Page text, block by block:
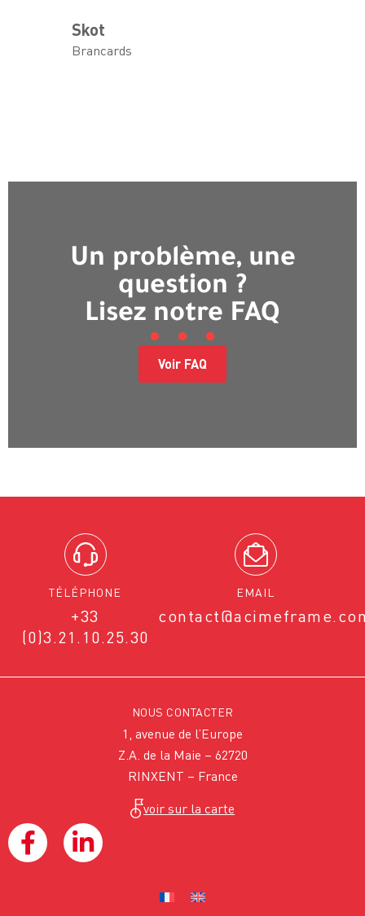
Skot
Brancards
Un problème, une
question ?
Lisez notre FAQ
Voir FAQ
TÉLÉPHONE
+33
(0)3.21.10.25.30
EMAIL
NOUS CONTACTER
1, avenue de l’Europe
Z.A. de la Maie – 62720
RINXENT – France
voir sur la carte